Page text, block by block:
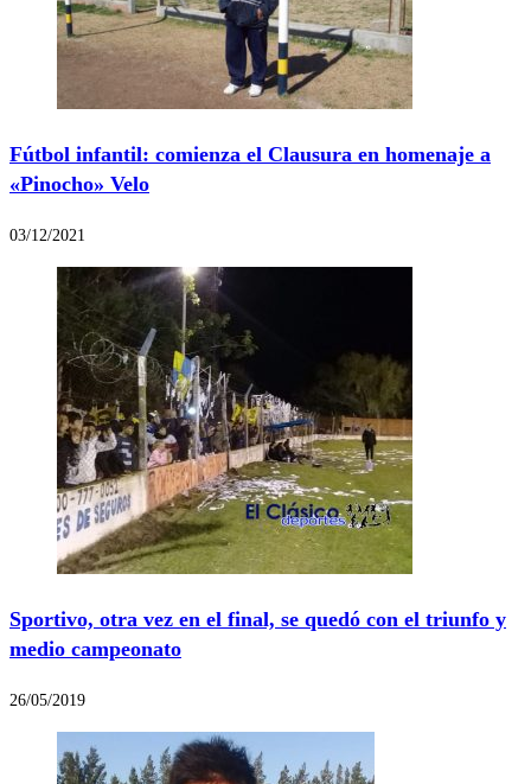
Fútbol infantil: comienza el Clausura en homenaje a
«Pinocho» Velo
03/12/2021
Sportivo, otra vez en el final, se quedó con el triunfo y
medio campeonato
26/05/2019